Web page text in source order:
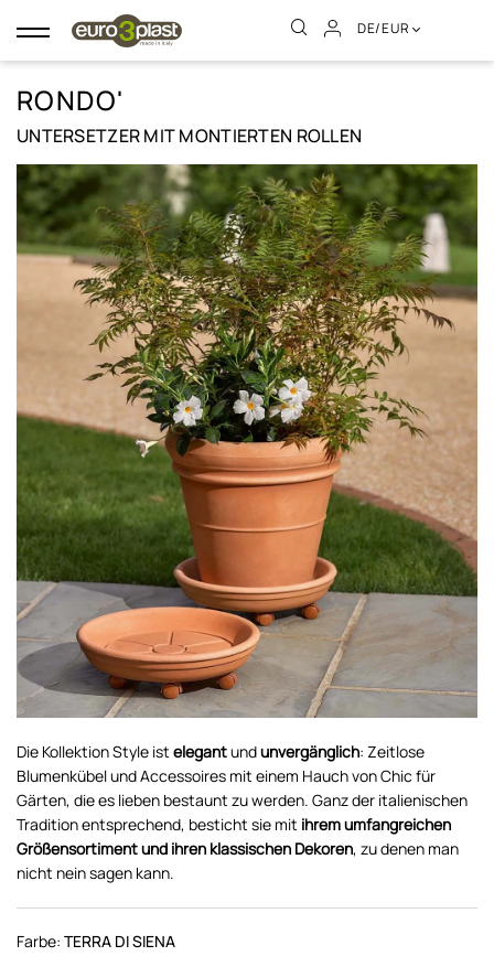
Umschalten
der
DE/EUR
RONDO'
UNTERSETZER MIT MONTIERTEN ROLLEN
Die Kollektion Style ist elegantundunvergänglich: Zeitlose
Blumenkübel und Accessoires mit einem Hauch von Chic für
Gärten, die es lieben bestaunt zu werden. Ganz der italienischen
Tradition entsprechend, besticht sie mit ihrem umfangreichen
Größensortiment und ihren klassischen Dekoren, zu denen man
nicht nein sagen kann.
Farbe: TERRA DI SIENA